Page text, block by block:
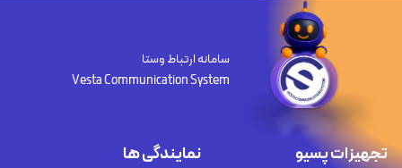
سامانه ارتباط وستا
Vesta Communication System
تجهیزات پسیو نمایندگی ها